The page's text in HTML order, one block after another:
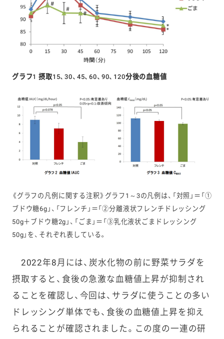
グラフ1 摂取15、30、45、60、90、120分後の血糖値
《グラフの凡例に関する注釈》グラフ1～3の凡例は、「対照」＝「①
ブドウ糖6g」、「フレンチ」＝「②分離液状フレンチドレッシング
50g＋ブドウ糖2g」、「ごま」＝「③乳化液状ごまドレッシング
50g」を、それぞれ表している。
2022年8月には、炭水化物の前に野菜サラダを
摂取すると、食後の急激な血糖値上昇が抑制され
ることを確認し、今回は、サラダに使うことの多い
ドレッシング単体でも、食後の血糖値上昇を抑え
られることが確認されました。この度の一連の研